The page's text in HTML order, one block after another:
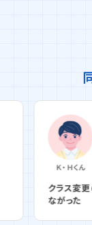
Ｋ・Ｈ くん
クラス変更
ながった